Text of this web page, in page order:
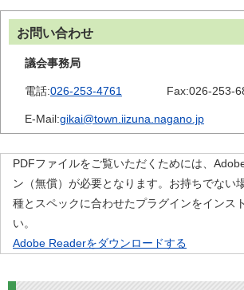
お問い合わせ
議会事務局
電話:026-253-4761 Fax:026-253-
E-Mail:gikai@town.iizuna.nagano.jp
PDFファイルをご覧いただくためには、
ン（無償）が必要となります。お持ちでない
種とスペックに合わせたプラグインをインス
い。
Adobe Readerをダウンロードする